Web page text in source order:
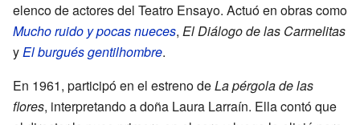
elenco de actores del Teatro Ensayo. Actuó en obras como
Mucho ruido y pocas nueces, El Diálogo de las Carmelitas
yEl burgués gentilhombre.
En 1961, participó en el estreno deLa pérgola de las
flores, interpretando a doña Laura Larraín. Ella contó que